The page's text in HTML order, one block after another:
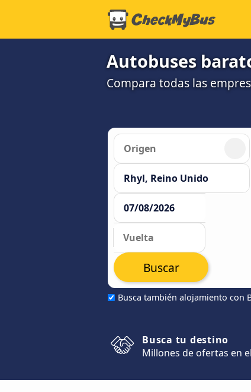
Autobuses
Compara todas las
Busca también alojamiento con
Buscar
Busca tu destino
Millones de ofertas en